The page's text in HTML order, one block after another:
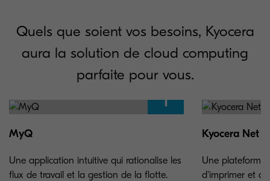
Quels que soient vos besoins, Kyocera
aura la solution de cloud computing
parfaite pour vous.
MyQ
Une application intuitive qui rationalise les
flux de travail et la gestion de la flotte.
Kyocera Net
Une plateforme
d'imprimer et